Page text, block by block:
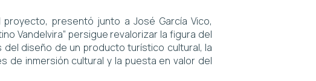
presentó junto a José García Vico,
Vandelvira” persigue revalorizar la figura del
diseño de un producto turístico cultural, la
de inmersión cultural y la puesta en valor del